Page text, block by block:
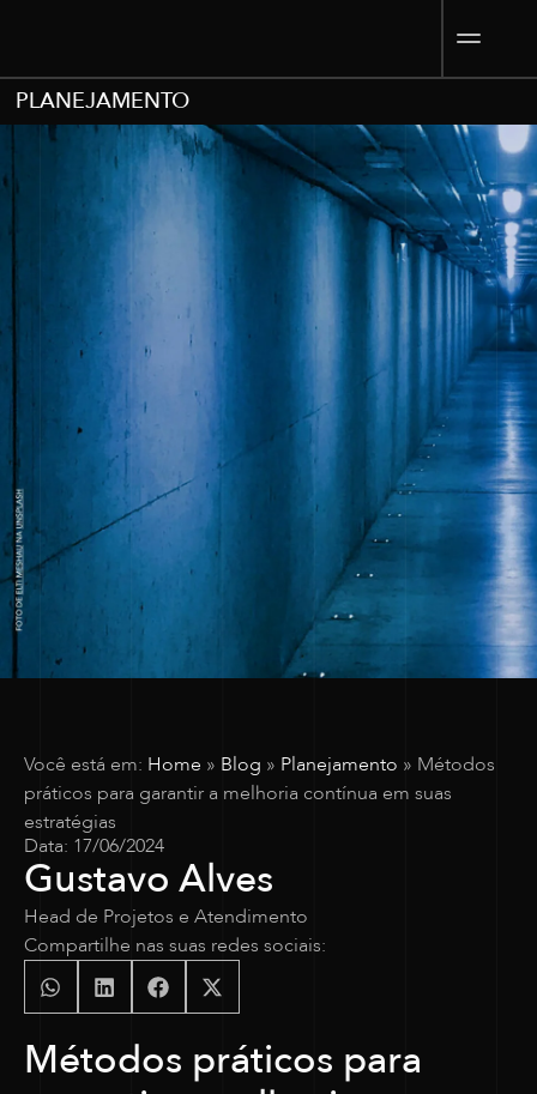
PLANEJAMENTO
Você está em: Home » Blog » Planejamento » Métodos
práticos para garantir a melhoria contínua em suas
estratégias
Data: 17/06/2024
Gustavo Alves
Head de Projetos e Atendimento
Compartilhe nas suas redes sociais:
Métodos práticos para